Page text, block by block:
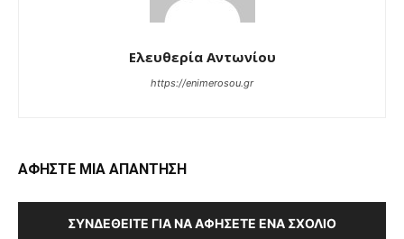
Ελευθερία Αντωνίου
https://enimerosou.gr
ΑΦΗΣΤΕ ΜΙΑ ΑΠΑΝΤΗΣΗ
ΣΥΝΔΕΘΕΊΤΕ ΓΙΑ ΝΑ ΑΦΉΣΕΤΕ ΈΝΑ ΣΧΌΛΙΟ